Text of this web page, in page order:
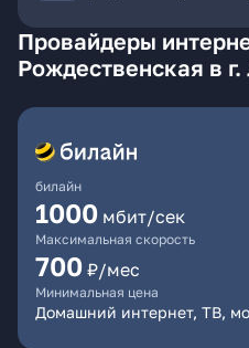
Провайдеры
Рождественская в
билайн
1000 мбит/сек
Максимальная скорость
700 ₽/мес
Минимальная цена
Домашний интернет, ТВ,